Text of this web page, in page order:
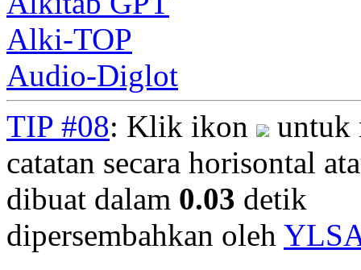
Alki-TOP
Audio-Diglot
TIP #08: Klik ikon
untuk
catatan secara horisontal
dibuat dalam 0.03 detik
dipersembahkan oleh